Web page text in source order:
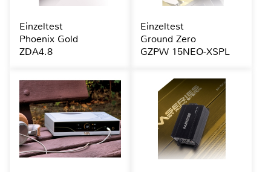
Einzeltest
Phoenix Gold
ZDA4.8
Einzeltest
Ground Zero
GZPW 15NEO-XSPL